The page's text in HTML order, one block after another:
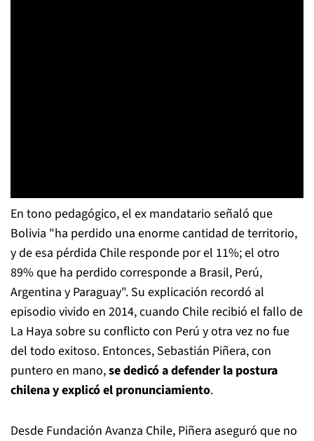
En tono pedagógico, el ex mandatario señaló que
Bolivia "ha perdido una enorme cantidad de territorio,
y de esa pérdida Chile responde por el 11%; el otro
89% que ha perdido corresponde a Brasil, Perú,
Argentina y Paraguay". Su explicación recordó al
episodio vivido en 2014, cuando Chile recibió el fallo de
La Haya sobre su conflicto con Perú y otra vez no fue
del todo exitoso. Entonces, Sebastián Piñera, con
puntero en mano,se dedicó a defender la postura
chilena y explicó el pronunciamiento.
Desde Fundación Avanza Chile, Piñera aseguró que no